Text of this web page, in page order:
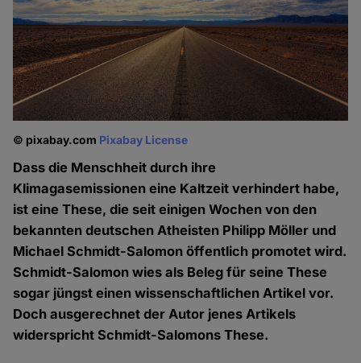
© pixabay.com Pixabay License
Dass die Menschheit durch ihre
Klimagasemissionen eine Kaltzeit verhindert habe,
ist eine These, die seit einigen Wochen von den
bekannten deutschen Atheisten Philipp Möller und
Michael Schmidt-Salomon öffentlich promotet wird.
Schmidt-Salomon wies als Beleg für seine These
sogar jüngst einen wissenschaftlichen Artikel vor.
Doch ausgerechnet der Autor jenes Artikels
widerspricht Schmidt-Salomons These.